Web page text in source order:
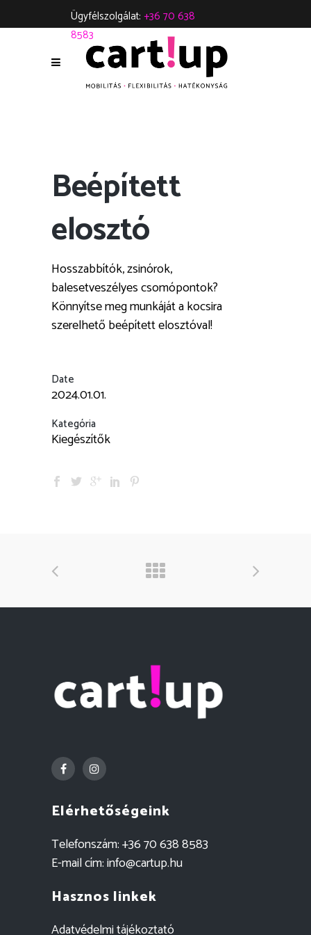
Ügyfélszolgálat: +36 70 638
8583
Beépített
elosztó
Hosszabbítók, zsinórok,
balesetveszélyes csomópontok?
Könnyítse meg munkáját a kocsira
szerelhető beépített elosztóval!
Date
2024.01.01.
Kategória
Kiegészítők
Elérhetőségeink
Telefonszám:+36 70 638 8583
E-mail cím:info@cartup.hu
Hasznos linkek
Adatvédelmi tájékoztató